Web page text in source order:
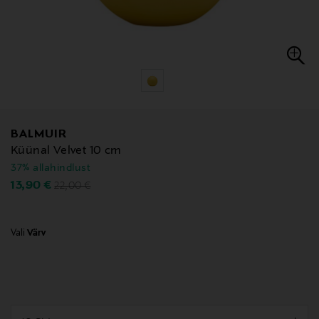
BALMUIR
Küünal Velvet 10 cm
37% allahindlust
Discounted Price
13,90 € Original Price
22,00 €
Vali Värv